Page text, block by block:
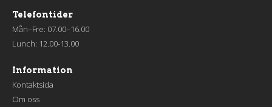
Telefontider
Mån–Fre: 07.00–16.00
Lunch: 12.00-13.00
Information
Kontaktsida
Om oss